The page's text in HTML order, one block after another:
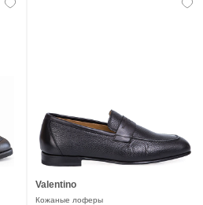
Valentino
Кожаные лоферы